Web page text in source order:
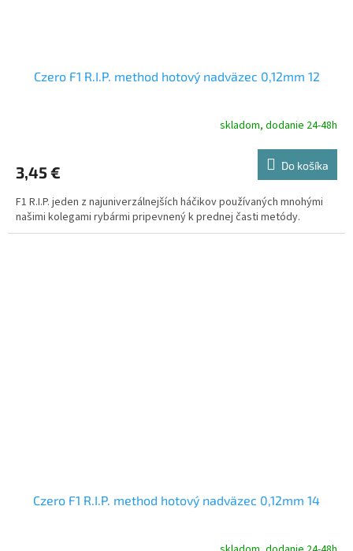
Czero F1 R.I.P. method hotový nadväzec 0,12mm 12
skladom, dodanie 24-48h
3,45 € Do košíka
F1 R.I.P. jeden z najuniverzálnejších háčikov používaných mnohými
našimi kolegami rybármi pripevnený k prednej časti metódy.
Czero F1 R.I.P. method hotový nadväzec 0,12mm 14